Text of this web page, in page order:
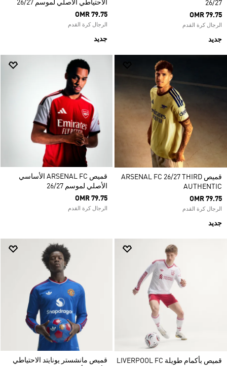
26/27
OMR 79.75
الرجال كرة القدم
جديد
الاحتياطي الأصلي لموسم 26/27
OMR 79.75
الرجال كرة القدم
جديد
قميص ARSENAL FC 26/27 THIRD
AUTHENTIC
OMR 79.75
الرجال كرة القدم
جديد
قميص ARSENAL FC الأساسي
الأصلي لموسم 26/27
OMR 79.75
الرجال كرة القدم
قميص بأكمام طويلة LIVERPOOL FC
قميص مانشستر يونايتد الاحتياطي